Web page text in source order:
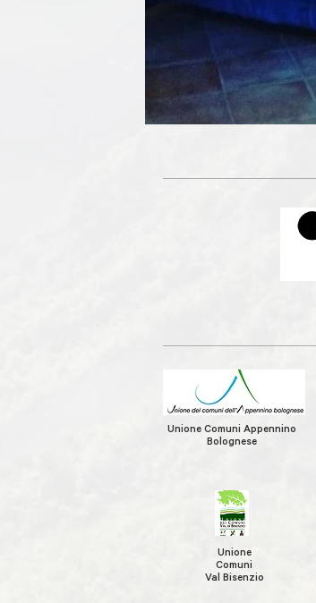
Unione Comuni Appennino
Bolognese
Unione
Comuni
Val Bisenzio